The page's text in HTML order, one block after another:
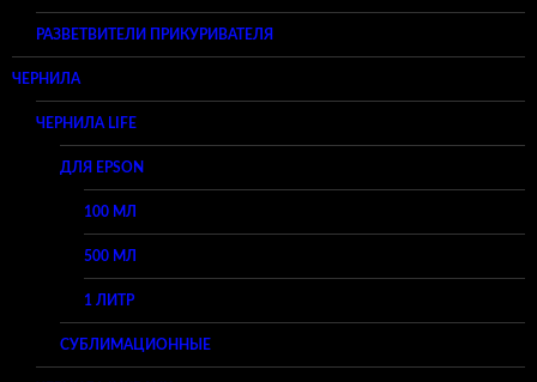
РАЗВЕТВИТЕЛИ ПРИКУРИВАТЕЛЯ
ЧЕРНИЛА
ЧЕРНИЛА LIFE
ДЛЯ EPSON
100 МЛ
500 МЛ
1 ЛИТР
СУБЛИМАЦИОННЫЕ